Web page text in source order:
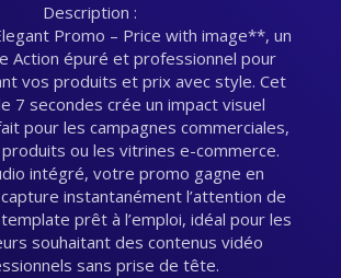
Description :
Promo – Price with image**, un
Action épuré et professionnel pour
vos produits et prix avec style. Cet
7 secondes crée un impact visuel
pour les campagnes commerciales,
ou les vitrines e-commerce.
intégré, votre promo gagne en
instantanément l’attention de
prêt à l’emploi, idéal pour les
souhaitant des contenus vidéo
sans prise de tête.